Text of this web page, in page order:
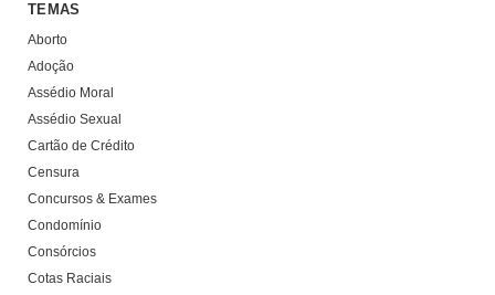
TEMAS
Aborto
Adoção
Assédio Moral
Assédio Sexual
Cartão de Crédito
Censura
Concursos & Exames
Condomínio
Consórcios
Cotas Raciais